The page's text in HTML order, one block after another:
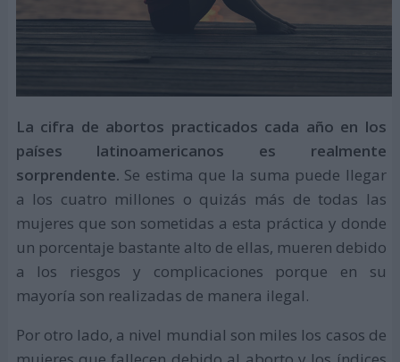
La cifra de abortos practicados cada año en los
países latinoamericanos es realmente
sorprendente. Se estima que la suma puede llegar
a los cuatro millones o quizás más de todas las
mujeres que son sometidas a esta práctica y donde
un porcentaje bastante alto de ellas, mueren debido
a los riesgos y complicaciones porque en su
mayoría son realizadas de manera ilegal.
Por otro lado, a nivel mundial son miles los casos de